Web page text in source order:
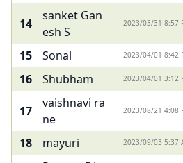
14
sanket Gan
esh S
2023/03/31 8:57
15 Sonal 2023/04/01 8:42
16
Shubham 2023/04/01 3:12
17
vaishnavi ra
ne
2023/08/21 4:08
18 mayuri 2023/09/03 5:37